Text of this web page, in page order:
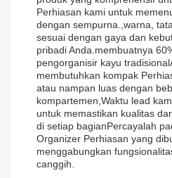
Perhiasan kami untuk
dengan sempurna.,warna,
sesuai dengan gaya dan
pribadi Anda.membuatnya
pengorganisir kayu
membutuhkan kompak
atau nampan luas dengan
kompartemen,Waktu lead
untuk memastikan kualitas
di setiap bagianPercayalah
Organizer Perhiasan yang
menggabungkan
canggih.